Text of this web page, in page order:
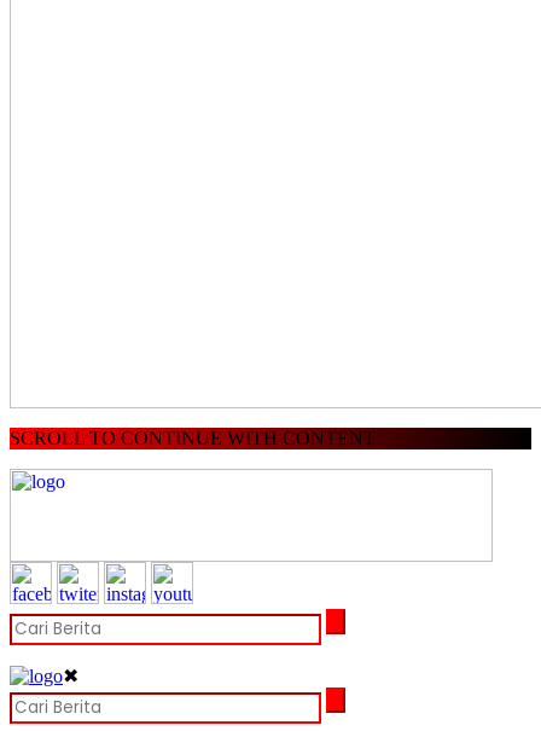
SCROLL TO CONTINUE WITH CONTENT
✖